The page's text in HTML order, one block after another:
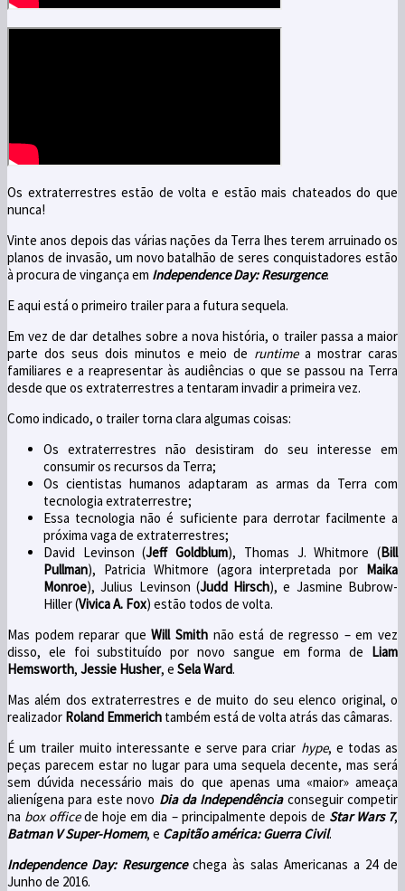
Os extraterrestres estão de volta e estão mais chateados do que
nunca!
Vinte anos depois das várias nações da Terra lhes terem arruinado os
planos de invasão, um novo batalhão de seres conquistadores estão
à procura de vingança em Independence Day: Resurgence.
E aqui está o primeiro trailer para a futura sequela.
Em vez de dar detalhes sobre a nova história, o trailer passa a maior
parte dos seus dois minutos e meio de runtimea mostrar caras
familiares e a reapresentar às audiências o que se passou na Terra
desde que os extraterrestres a tentaram invadir a primeira vez.
Como indicado, o trailer torna clara algumas coisas:
Os extraterrestres não desistiram do seu interesse em
consumir os recursos da Terra;
Os cientistas humanos adaptaram as armas da Terra com
tecnologia extraterrestre;
Essa tecnologia não é suficiente para derrotar facilmente a
próxima vaga de extraterrestres;
David Levinson (Jeff Goldblum), Thomas J. Whitmore (Bill
Pullman), Patricia Whitmore (agora interpretada por Maika
Monroe), Julius Levinson (Judd Hirsch), e Jasmine Bubrow-
Hiller (Vivica A. Fox) estão todos de volta.
Mas podem reparar queWill Smithnão está de regresso – em vez
disso, ele foi substituído por novo sangue em forma de Liam
Hemsworth, Jessie Husher, e Sela Ward.
Mas além dos extraterrestres e de muito do seu elenco original, o
realizador Roland Emmerich também está de volta atrás das câmaras.
É um trailer muito interessante e serve para criar hype, e todas as
peças parecem estar no lugar para uma sequela decente, mas será
sem dúvida necessário mais do que apenas uma «maior» ameaça
alienígena para este novo Dia da Independênciaconseguir competir
na box officede hoje em dia – principalmente depois de Star Wars 7,
Batman V Super-Homem, e Capitão américa: Guerra Civil.
Independence Day: Resurgencechega às salas Americanas a 24 de
Junho de 2016.